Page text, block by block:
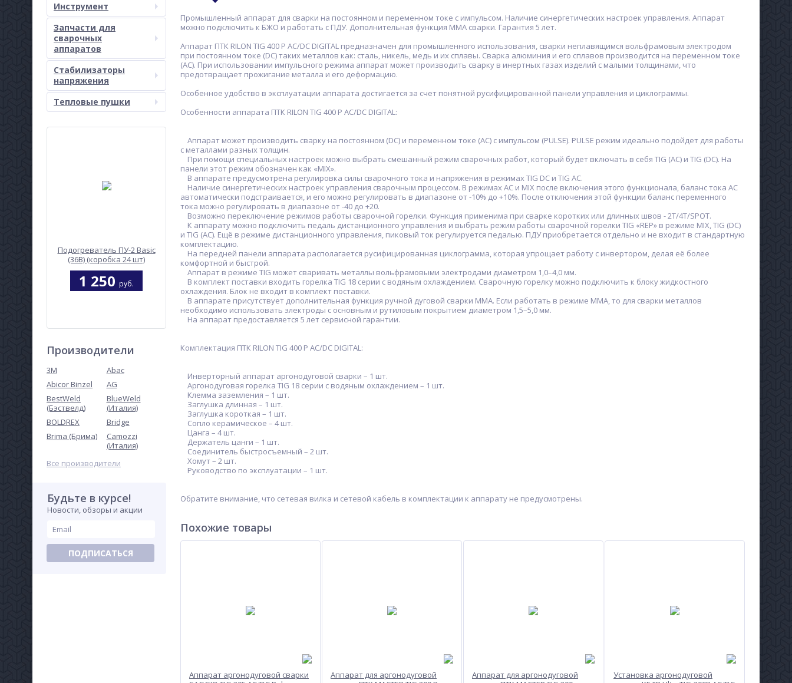
Инструмент
Запчасти для
сварочных
аппаратов
Стабилизаторы
напряжения
Тепловые пушки
Подогреватель ПУ-2 Basic
(36В) (коробка 24 шт)
1 250 руб.
Горелка Р-350 3м евро-
разъем
6 959руб.
Производители
3M
Abac
Abicor Binzel
AG
BestWeld
(Бэствелд)
BlueWeld
(Италия)
BOLDREX
Bridge
Brima (Брима)
Camozzi
(Италия)
Все производители
Будьте в курсе!
Новости, обзоры и акции
ПОДПИСАТЬСЯ
Промышленный аппарат для сварки на постоянном и переменном токе с импульсом. Наличие синергетических настроек управления. Аппарат
можно подключить к БЖО и работать с ПДУ. Дополнительная функция MMA сварки. Гарантия 5 лет.
Аппарат ПТК RILON TIG 400 P AC/DC DIGITAL предназначен для промышленного использования, сварки неплавящимся вольфрамовым электродом
при постоянном токе (DС) таких металлов как: сталь, никель, медь и их сплавы. Сварка алюминия и его сплавов производится на переменном токе
(AC). При использовании импульсного режима аппарат может производить сварку в инертных газах изделий с малыми толщинами, что
предотвращает прожигание металла и его деформацию.
Особенное удобство в эксплуатации аппарата достигается за счет понятной русифицированной панели управления и циклограммы.
Особенности аппарата ПТК RILON TIG 400 P AC/DC DIGITAL:
Аппарат может производить сварку на постоянном (DС) и переменном токе (AС) с импульсом (PULSE). PULSE режим идеально подойдет для работы
с металлами разных толщин.
При помощи специальных настроек можно выбрать смешанный режим сварочных работ, который будет включать в себя TIG (AC) и TIG (DC). На
панели этот режим обозначен как «MIX».
В аппарате предусмотрена регулировка силы сварочного тока и напряжения в режимах TIG DC и TIG AC.
Наличие синергетических настроек управления сварочным процессом. В режимах AC и MIX после включения этого функционала, баланс тока АС
автоматически подстраивается, и его можно регулировать в диапазоне от -10% до +10%. После отключения этой функции баланс переменного
тока можно регулировать в диапазоне от -40 до +20.
Возможно переключение режимов работы сварочной горелки. Функция применима при сварке коротких или длинных швов - 2Т/4Т/SPOT.
К аппарату можно подключить педаль дистанционного управления и выбрать режим работы сварочной горелки TIG «REP» в режиме MIX, TIG (DC)
и TIG (AC). Ещё в режиме дистанционного управления, пиковый ток регулируется педалью. ПДУ приобретается отдельно и не входит в стандартную
комплектацию.
На передней панели аппарата располагается русифицированная циклограмма, которая упрощает работу с инвертором, делая её более
комфортной и быстрой.
Аппарат в режиме TIG может сваривать металлы вольфрамовыми электродами диаметром 1,0–4,0 мм.
В комплект поставки входить горелка TIG 18 серии с водяным охлаждением. Сварочную горелку можно подключить к блоку жидкостного
охлаждения. Блок не входит в комплект поставки.
В аппарате присутствует дополнительная функция ручной дуговой сварки MMA. Если работать в режиме MMА, то для сварки металлов
необходимо использовать электроды с основным и рутиловым покрытием диаметром 1,5–5,0 мм.
На аппарат предоставляется 5 лет сервисной гарантии.
Комплектация ПТК RILON TIG 400 P AC/DC DIGITAL:
Инверторный аппарат аргонодуговой сварки – 1 шт.
Аргонодуговая горелка TIG 18 серии с водяным охлаждением – 1 шт.
Клемма заземления – 1 шт.
Заглушка длинная – 1 шт.
Заглушка короткая – 1 шт.
Сопло керамическое – 4 шт.
Цанга – 4 шт.
Держатель цанги – 1 шт.
Соединитель быстросъемный – 2 шт.
Хомут – 2 шт.
Руководство по эксплуатации – 1 шт.
Обратите внимание, что сетевая вилка и сетевой кабель в комплектации к аппарату не предусмотрены.
Похожие товары
Аппарат аргонодуговой сварки
Аппарат для аргонодуговой
Аппарат для аргонодуговой
Установка аргонодуговой